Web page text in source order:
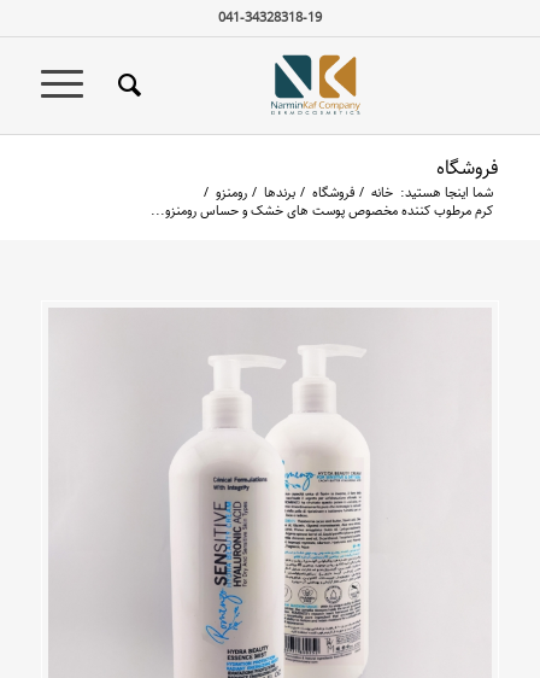
041-34328318-19
فروشگاه
شما اینجا هستید: خانه / فروشگاه / برندها / رومنزو /
کرم مرطوب کننده مخصوص پوست های خشک و حساس رومنزو...